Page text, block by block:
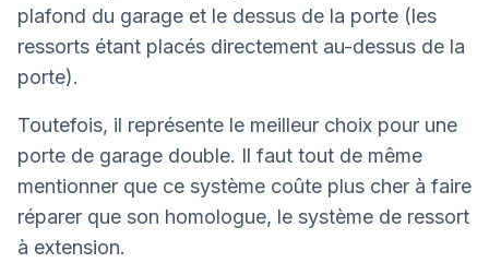
plafond du garage et le dessus de la porte (les
ressorts étant placés directement au-dessus de la
porte).
Toutefois, il représente le meilleur choix pour une
porte de garage double. Il faut tout de même
mentionner que ce système coûte plus cher à faire
réparer que son homologue, le système de ressort
à extension.